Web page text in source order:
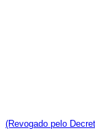
(Revogado pelo